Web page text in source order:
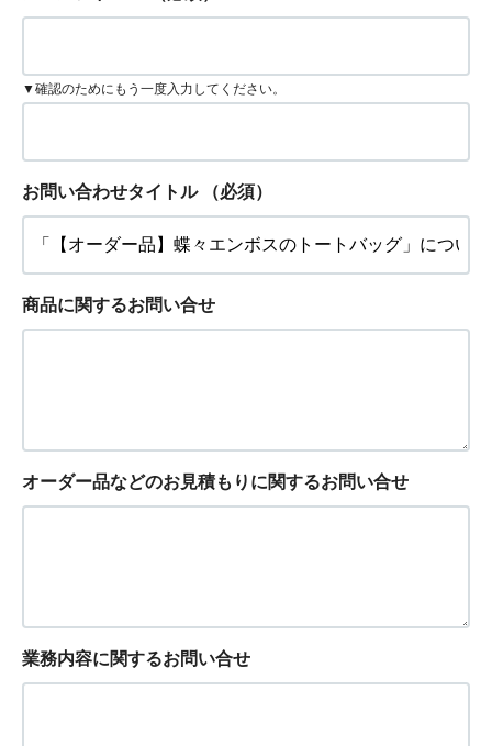
▼確認のためにもう一度入力してください。
お問い合わせタイトル （必須）
商品に関するお問い合せ
オーダー品などのお見積もりに関するお問い合せ
業務内容に関するお問い合せ